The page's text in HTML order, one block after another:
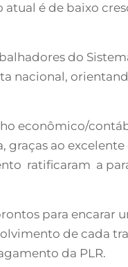
é de baixo
do
nacional,
econômico/
graças ao
ratificaram a
para encarar
de cada
da PLR.